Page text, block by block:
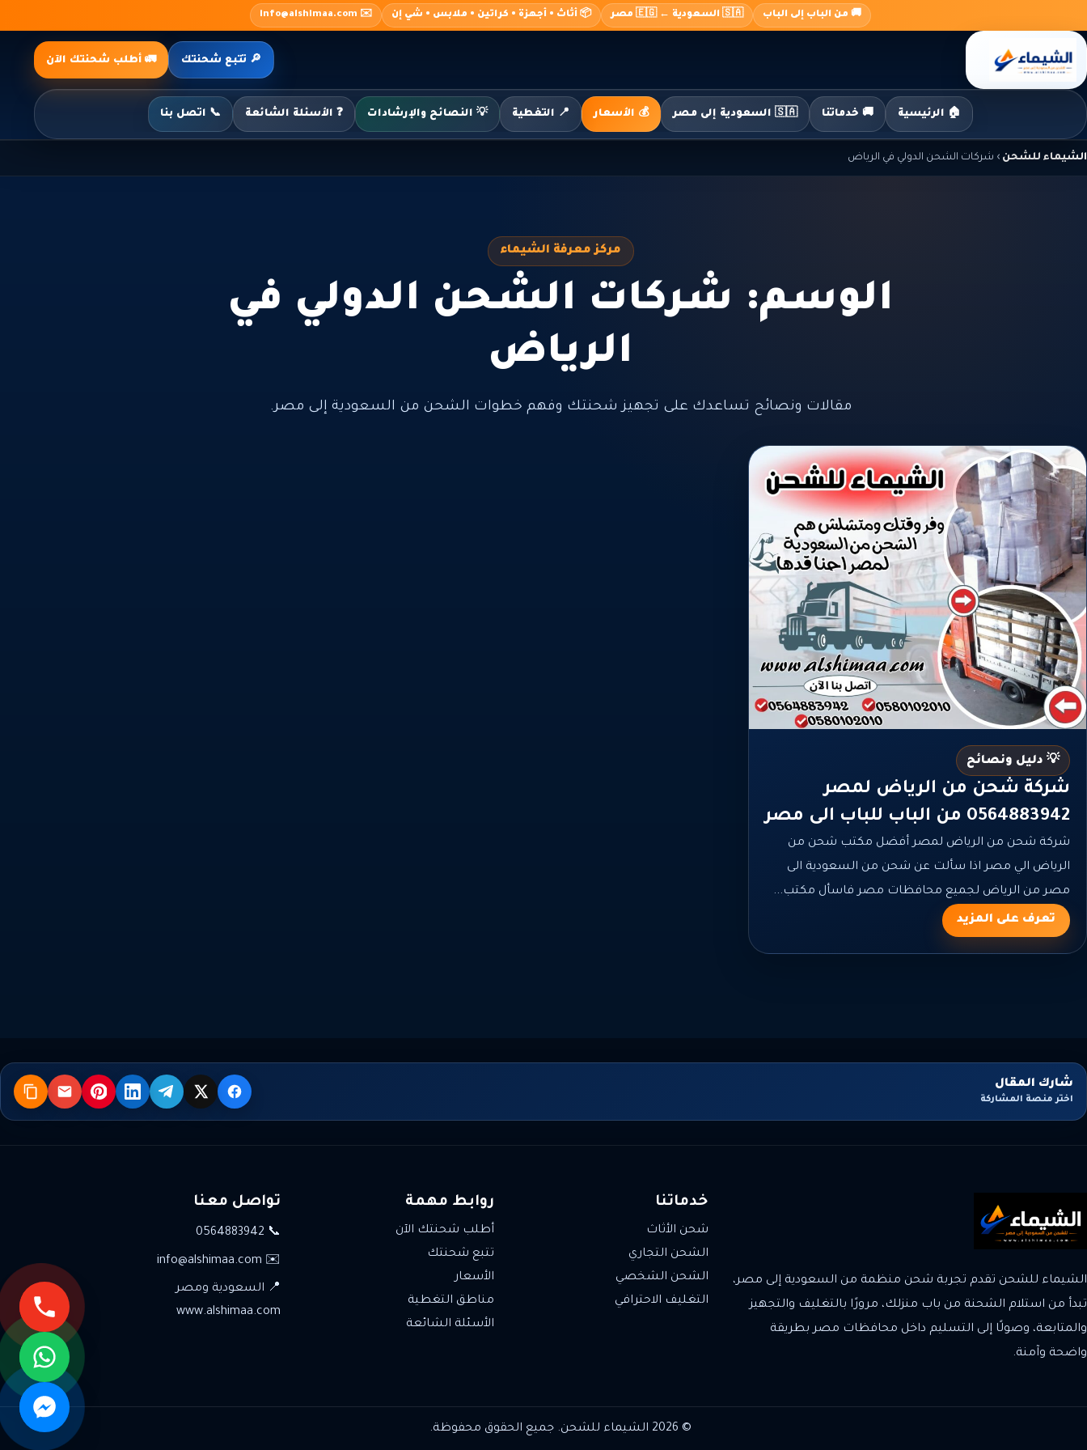
المحتوى
🚚 من الباب إلى الباب 🇸🇦 السعودية ← 🇪🇬 مصر 📦 أثاث • أجهزة • كراتين • ملابس • شي إن ✉️ info@alshimaa.com
🏠 الرئيسية 🚚 خدماتنا 🇸🇦 السعودية إلى مصر 💰 الأسعار 📍 التغطية 💡 النصائح والإرشادات ❓ الأسئلة الشائعة 📞 اتصل بنا
🔎 تتبع شحنتك 🚛 أطلب شحنتك الآن
الشيماء للشحن › شركات الشحن الدولي في الرياض
مركز معرفة الشيماء
الوسم: شركات الشحن الدولي في
الرياض
مقالات ونصائح تساعدك على تجهيز شحنتك وفهم خطوات الشحن من السعودية إلى مصر.
💡 دليل ونصائح
شركة شحن من الرياض لمصر
0564883942 من الباب للباب الى مصر
شركة شحن من الرياض لمصر أفضل مكتب شحن من
الرياض الي مصر اذا سألت عن شحن من السعودية الى
مصر من الرياض لجميع محافظات مصر فاسأل مكتب...
تعرف على المزيد
شارك المقال
اختر منصة المشاركة فيسبوك
X تيليجراملينكدإنبنترستالبريد نسخ
الشيماء للشحن تقدم تجربة شحن منظمة من السعودية إلى مصر،
تبدأ من استلام الشحنة من باب منزلك، مرورًا بالتغليف والتجهيز
والمتابعة، وصولًا إلى التسليم داخل محافظات مصر بطريقة
واضحة وآمنة.
خدماتنا
شحن الأثاث
الشحن التجاري
الشحن الشخصي
التغليف الاحترافي
روابط مهمة
أطلب شحنتك الآن
تتبع شحنتك
الأسعار
مناطق التغطية
الأسئلة الشائعة
تواصل معنا
📞 0564883942
✉️ info@alshimaa.com
📍 السعودية ومصر
www.alshimaa.com
© 2026 الشيماء للشحن. جميع الحقوق محفوظة.